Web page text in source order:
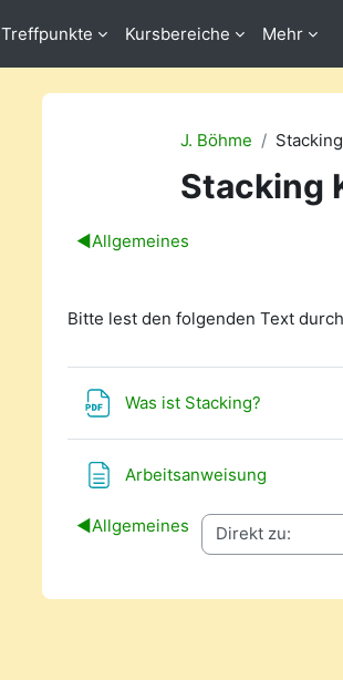
Treffpunkte Kursbereiche Mehr
J. Böhme
Stacking
◀︎Allgemeines
Bitte lest den folgenden Text durch
Was ist Stacking?
Arbeitsanweisung
◀︎Allgemeines